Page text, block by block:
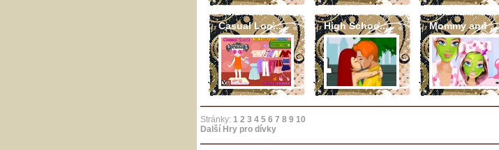
Casual Loo... High Schoo... Mommy and ...
Stránky: 1 2 3 4 5 6 7 8 9 10
Další Hry pro dívky